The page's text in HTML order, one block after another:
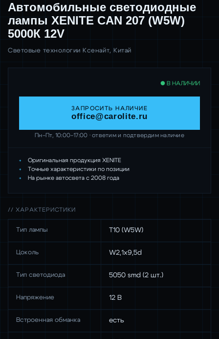
Автомобильные светодиодные
лампы XENITE CAN 207 (W5W)
5000К 12V
Световые технологии Ксенайт, Китай
● В НАЛИЧИИ
ЗАПРОСИТЬ НАЛИЧИЕ
office@carolite.ru
Пн–Пт, 10:00–17:00 · ответим и подтвердим наличие
Оригинальная продукция XENITE
Точные характеристики по позиции
На рынке автосвета с 2008 года
// ХАРАКТЕРИСТИКИ
Тип лампы Т10 (W5W)
Цоколь W2,1x9,5d
Тип светодиода 5050 smd (2 шт.)
Напряжение 12 В
Встроенная обманка есть